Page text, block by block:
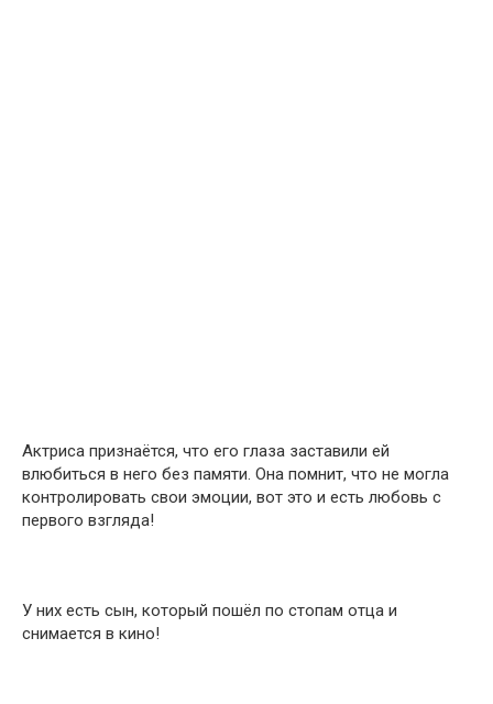
Актриса признаётся, что его глаза заставили ей
влюбиться в него без памяти. Она помнит, что не могла
контролировать свои эмоции, вот это и есть любовь с
первого взгляда!
У них есть сын, который пошёл по стопам отца и
снимается в кино!